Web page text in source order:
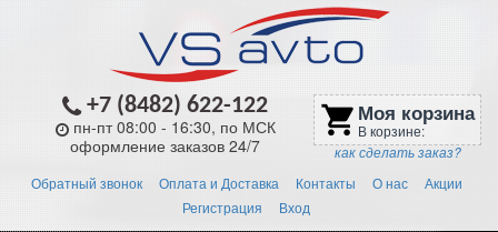
+7 (8482) 622-122
пн-пт 08:00 - 16:30, по МСК
оформление заказов 24/7
shopping_cart Моя корзина
В корзине:
как сделать заказ?
Обратный звонок Оплата и Доставка Контакты О нас
Акции
Регистрация
Вход